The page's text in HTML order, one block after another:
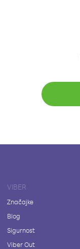
VIBER
Značajke
Blog
Sigurnost
Viber Out